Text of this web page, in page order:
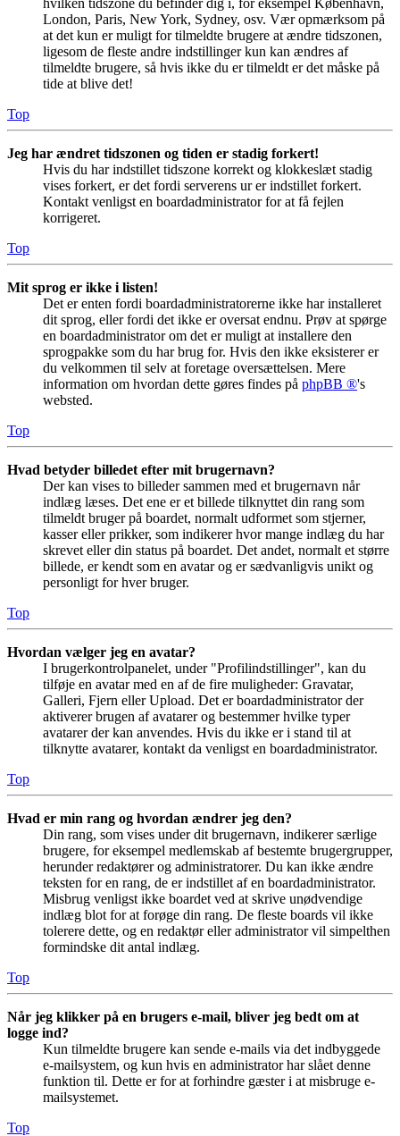
hvilken tidszone du befinder dig i, for eksempel København,
London, Paris, New York, Sydney, osv. Vær opmærksom på
at det kun er muligt for tilmeldte brugere at ændre tidszonen,
ligesom de fleste andre indstillinger kun kan ændres af
tilmeldte brugere, så hvis ikke du er tilmeldt er det måske på
tide at blive det!
Top
Jeg har ændret tidszonen og tiden er stadig forkert!
Hvis du har indstillet tidszone korrekt og klokkeslæt stadig
vises forkert, er det fordi serverens ur er indstillet forkert.
Kontakt venligst en boardadministrator for at få fejlen
korrigeret.
Top
Mit sprog er ikke i listen!
Det er enten fordi boardadministratorerne ikke har installeret
dit sprog, eller fordi det ikke er oversat endnu. Prøv at spørge
en boardadministrator om det er muligt at installere den
sprogpakke som du har brug for. Hvis den ikke eksisterer er
du velkommen til selv at foretage oversættelsen. Mere
information om hvordan dette gøres findes på phpBB ®'s
websted.
Top
Hvad betyder billedet efter mit brugernavn?
Der kan vises to billeder sammen med et brugernavn når
indlæg læses. Det ene er et billede tilknyttet din rang som
tilmeldt bruger på boardet, normalt udformet som stjerner,
kasser eller prikker, som indikerer hvor mange indlæg du har
skrevet eller din status på boardet. Det andet, normalt et større
billede, er kendt som en avatar og er sædvanligvis unikt og
personligt for hver bruger.
Top
Hvordan vælger jeg en avatar?
I brugerkontrolpanelet, under "Profilindstillinger", kan du
tilføje en avatar med en af de fire muligheder: Gravatar,
Galleri, Fjern eller Upload. Det er boardadministrator der
aktiverer brugen af avatarer og bestemmer hvilke typer
avatarer der kan anvendes. Hvis du ikke er i stand til at
tilknytte avatarer, kontakt da venligst en boardadministrator.
Top
Hvad er min rang og hvordan ændrer jeg den?
Din rang, som vises under dit brugernavn, indikerer særlige
brugere, for eksempel medlemskab af bestemte brugergrupper,
herunder redaktører og administratorer. Du kan ikke ændre
teksten for en rang, de er indstillet af en boardadministrator.
Misbrug venligst ikke boardet ved at skrive unødvendige
indlæg blot for at forøge din rang. De fleste boards vil ikke
tolerere dette, og en redaktør eller administrator vil simpelthen
formindske dit antal indlæg.
Top
Når jeg klikker på en brugers e-mail, bliver jeg bedt om at
logge ind?
Kun tilmeldte brugere kan sende e-mails via det indbyggede
e-mailsystem, og kun hvis en administrator har slået denne
funktion til. Dette er for at forhindre gæster i at misbruge e-
mailsystemet.
Top